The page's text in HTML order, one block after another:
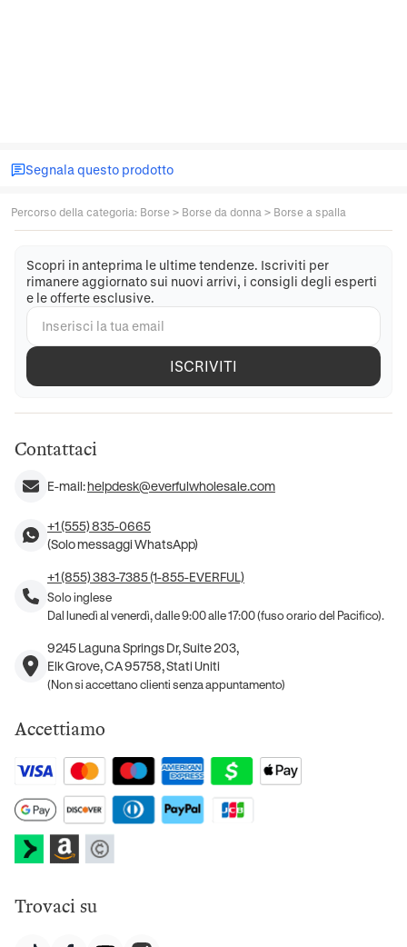
Segnala questo prodotto
Percorso della categoria: Borse > Borse da donna > Borse a spalla
Scopri in anteprima le ultime tendenze. Iscriviti per
rimanere aggiornato sui nuovi arrivi, i consigli degli esperti
e le offerte esclusive.
ISCRIVITI
Contattaci
E-mail:helpdesk@everfulwholesale.com
+1 (555) 835-0665
(Solo messaggi WhatsApp)
+1 (855) 383-7385 (1-855-EVERFUL)
Solo inglese
Dal lunedì al venerdì, dalle 9:00 alle 17:00 (fuso orario del Pacifico).
9245 Laguna Springs Dr, Suite 203,
Elk Grove, CA 95758, Stati Uniti
(Non si accettano clienti senza appuntamento)
Accettiamo
Trovaci su